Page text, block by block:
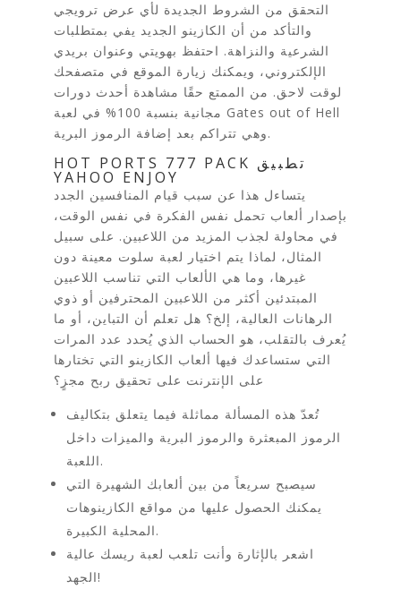
التحقق من الشروط الجديدة لأي عرض ترويجي
والتأكد من أن الكازينو الجديد يفي بمتطلبات
الشرعية والنزاهة. احتفظ بهويتي وعنوان بريدي
الإلكتروني، ويمكنك زيارة الموقع في متصفحك
لوقت لاحق. من الممتع حقًا مشاهدة أحدث دورات
مجانية بنسبة 100% في لعبة Gates out of Hell
وهي تتراكم بعد إضافة الرموز البرية.
HOT PORTS 777 PACK تطبيق
YAHOO ENJOY
يتساءل هذا عن سبب قيام المنافسين الجدد
بإصدار ألعاب تحمل نفس الفكرة في نفس الوقت،
في محاولة لجذب المزيد من اللاعبين. على سبيل
المثال، لماذا يتم اختيار لعبة سلوت معينة دون
غيرها، وما هي الألعاب التي تناسب اللاعبين
المبتدئين أكثر من اللاعبين المحترفين أو ذوي
الرهانات العالية، إلخ؟ هل تعلم أن التباين، أو ما
يُعرف بالتقلب، هو الحساب الذي يُحدد عدد المرات
التي ستساعدك فيها ألعاب الكازينو التي تختارها
على الإنترنت على تحقيق ربح مجزٍ؟
تُعدّ هذه المسألة مماثلة فيما يتعلق بتكاليف
الرموز المبعثرة والرموز البرية والميزات داخل
اللعبة.
سيصبح سريعاً من بين ألعابك الشهيرة التي
يمكنك الحصول عليها من مواقع الكازينوهات
المحلية الكبيرة.
اشعر بالإثارة وأنت تلعب لعبة ريسك عالية
الجهد!